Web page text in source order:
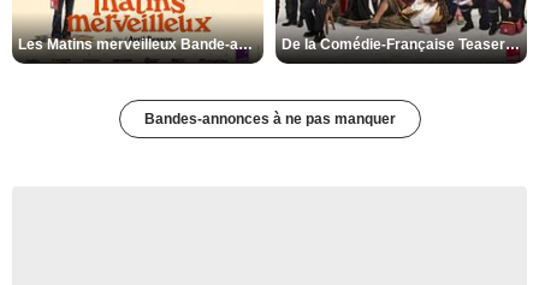
Les Matins merveilleux Bande-annonce VF De la Comédie-Française Teaser VF
Bandes-annonces à ne pas manquer